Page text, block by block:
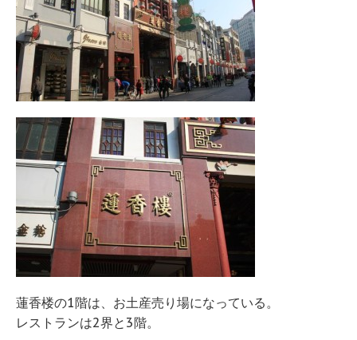
蓮香楼の1階は、お土産売り場になっている。
レストランは2界と3階。